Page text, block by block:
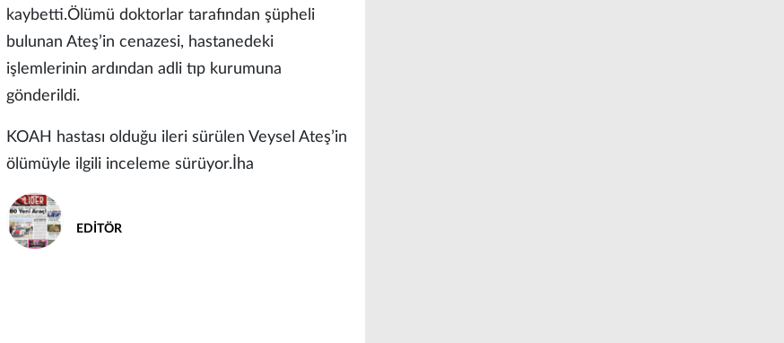
kaybetti.Ölümü doktorlar tarafından şüpheli
bulunan Ateş’in cenazesi, hastanedeki
işlemlerinin ardından adli tıp kurumuna
gönderildi.
KOAH hastası olduğu ileri sürülen Veysel Ateş’in
ölümüyle ilgili inceleme sürüyor.İha
EDİTÖR